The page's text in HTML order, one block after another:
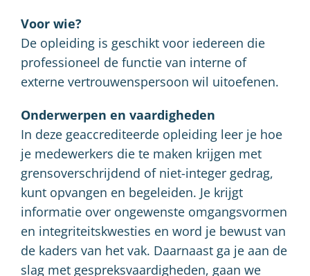
Voor wie?
De opleiding is geschikt voor iedereen die
professioneel de functie van interne of
externe vertrouwenspersoon wil uitoefenen.
Onderwerpen en vaardigheden
In deze geaccrediteerde opleiding leer je hoe
je medewerkers die te maken krijgen met
grensoverschrijdend of niet-integer gedrag,
kunt opvangen en begeleiden. Je krijgt
informatie over ongewenste omgangsvormen
en integriteitskwesties en word je bewust van
de kaders van het vak. Daarnaast ga je aan de
slag met gespreksvaardigheden, gaan we